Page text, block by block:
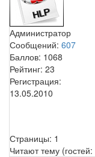
Администратор
Сообщений: 607
Баллов: 1068
Рейтинг: 23
Регистрация:
13.05.2010
Страницы: 1
Читают тему (гостей: